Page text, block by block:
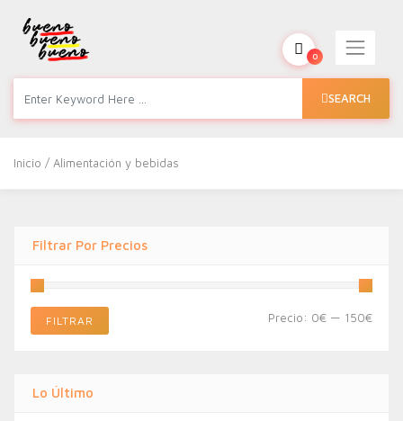
SEARCH
0
Inicio / Alimentación y bebidas
Filtrar Por Precios
FILTRAR Precio: 0€ — 150€
Lo Último